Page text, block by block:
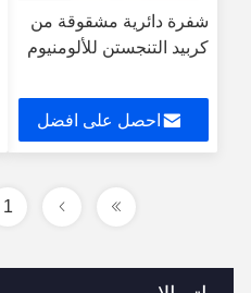
شفرة دائرية مشقوقة من
كربيد التنجستن للألومنيوم
احصل على افضل
1